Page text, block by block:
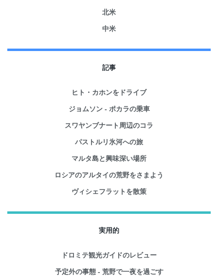
北米
中米
記事
ヒト・カホンをドライブ
ジョムソン - ポカラの乗車
スワヤンブナート周辺のコラ
パストルリ氷河への旅
マルタ島と興味深い場所
ロシアのアルタイの荒野をさまよう
ヴィシェフラットを散策
実用的
ドロミテ観光ガイドのレビュー
予定外の事態 - 荒野で一夜を過ごす